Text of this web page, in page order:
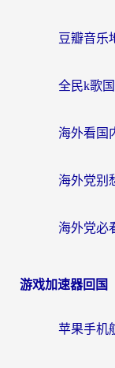
游戏加速器回国